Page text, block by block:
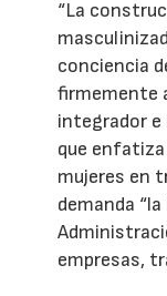
“La
conciencia
firmemente
integrador e
que
mujeres en
demanda
empresas,